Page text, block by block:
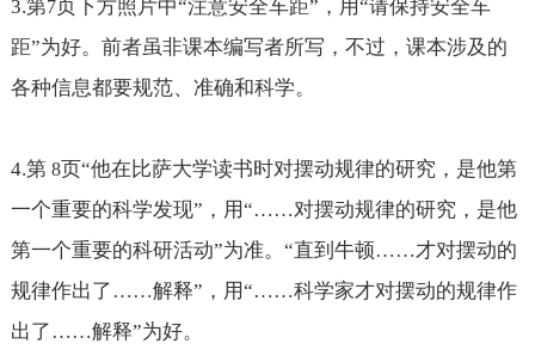
3.第7页下方照片中“注意安全车距”，用“请保持安全车
距”为好。前者虽非课本编写者所写，不过，课本涉及的
各种信息都要规范、准确和科学。
4.第8页“他在比萨大学读书时对摆动规律的研究，是他第
一个重要的科学发现”，用“……对摆动规律的研究，是他
第一个重要的科研活动”为准。“直到牛顿……才对摆动的
规律作出了……解释”，用“……科学家才对摆动的规律作
出了……解释”为好。